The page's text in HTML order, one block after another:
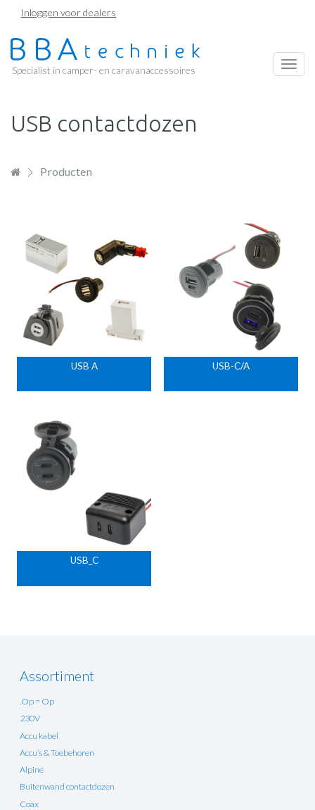
Overslaan
naar
de
Inloggen voor dealers
Specialist in camper- en caravanaccessoires
USB contactdozen
Producten
USB A USB-C/A
USB_C
Assortiment
.Op = Op
230V
Accu kabel
Accu’s & Toebehoren
Alpine
Buitenwand contactdozen
Coax